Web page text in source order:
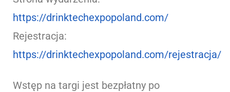
https://drinktechexpopoland.com/
Rejestracja:
https://drinktechexpopoland.com/rejestracja/
Wstęp na targi jest bezpłatny po